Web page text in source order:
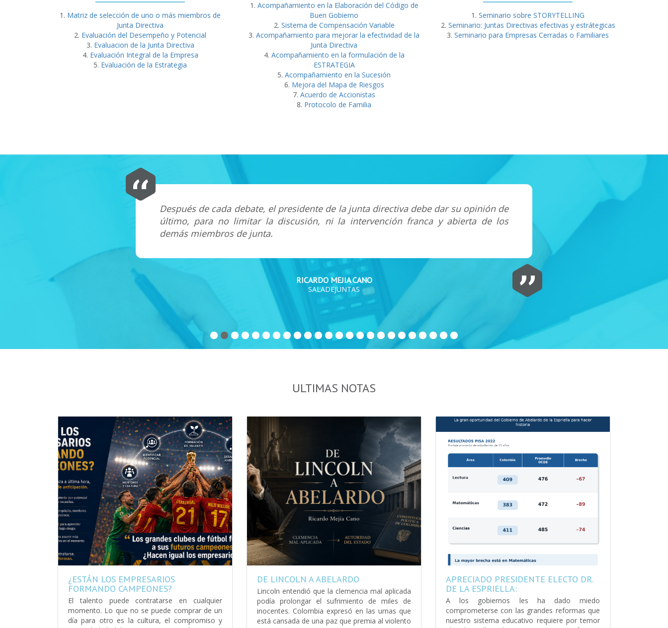
Matriz de selección de uno o más miembros de
Junta Directiva
Evaluación del Desempeño y Potencial
Evaluacion de la Junta Directiva
Evaluación Integral de la Empresa
Evaluación de la Estrategia
Acompañamiento en la Elaboración del Código de
Buen Gobierno
Sistema de Compensación Variable
Acompañamiento para mejorar la efectividad de la
Junta Directiva
Acompañamiento en la formulación de la
ESTRATEGIA
Acompañamiento en la Sucesión
Mejora del Mapa de Riesgos
Acuerdo de Accionistas
Protocolo de Familia
Seminario sobre STORYTELLING
Seminario: Juntas Directivas efectivas y estrátegicas
Seminario para Empresas Cerradas o Familiares
Después de cada debate, el presidente de la junta directiva debe dar su opinión de
último, para no limitar la discusión, ni la intervención franca y abierta de los
demás miembros de junta.
RICARDO MEJIA CANO
SALADEJUNTAS
Juntas directivas
inquisidores son el
compañía en el futuro.
ULTIMAS NOTAS
¿ESTÁN LOS EMPRESARIOS
FORMANDO CAMPEONES?
El talento puede contratarse en cualquier
momento. Lo que no se puede comprar de un
día para otro es la cultura, el compromiso y
DE LINCOLN A ABELARDO
Lincoln entendió que la clemencia mal aplicada
podía prolongar el sufrimiento de miles de
inocentes. Colombia expresó en las urnas que
está cansada de una paz que premia al violento
APRECIADO PRESIDENTE ELECTO DR.
DE LA ESPRIELLA:
A los gobiernos les ha dado miedo
comprometerse con las grandes reformas que
nuestro sistema educativo requiere por temor